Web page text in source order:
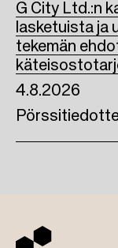
4.8.2026
G City Ltd.:n
lasketuista ja
tekemän